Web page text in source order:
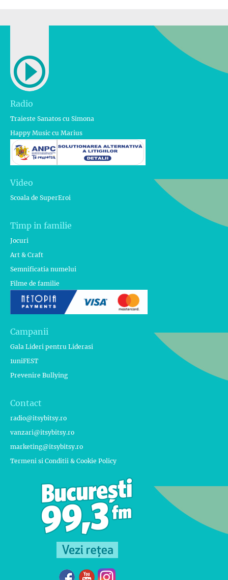
Radio
Traieste Sanatos cu Simona
Happy Music cu Marius
Video
Scoala de SuperEroi
Timp in familie
Jocuri
Art & Craft
Semnificatia numelui
Filme de familie
Campanii
Gala Lideri pentru Liderasi
1uniFEST
Prevenire Bullying
Contact
radio@itsybitsy.ro
vanzari@itsybitsy.ro
marketing@itsybitsy.ro
Termeni si Conditii & Cookie Policy